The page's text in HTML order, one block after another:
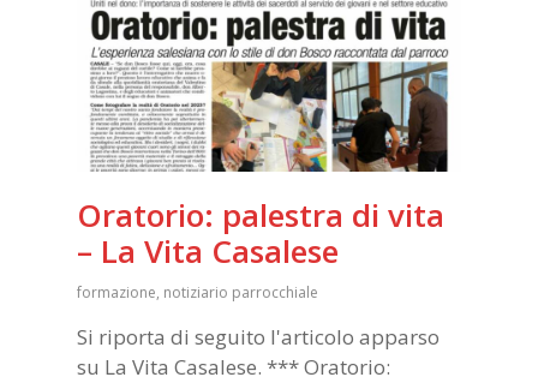
Oratorio: palestra di vita
– La Vita Casalese
formazione, notiziario parrocchiale
Si riporta di seguito l'articolo apparso
su La Vita Casalese. *** Oratorio: